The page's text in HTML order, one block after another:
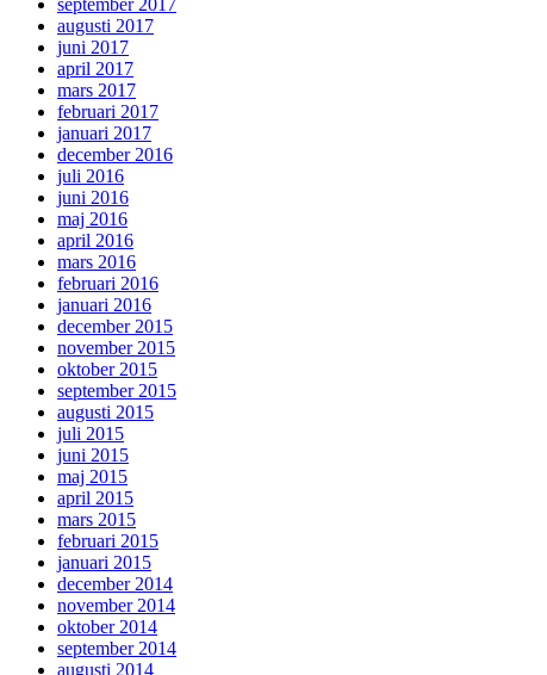
augusti 2017
juni 2017
april 2017
mars 2017
februari 2017
januari 2017
december 2016
juli 2016
juni 2016
maj 2016
april 2016
mars 2016
februari 2016
januari 2016
december 2015
november 2015
oktober 2015
september 2015
augusti 2015
juli 2015
juni 2015
maj 2015
april 2015
mars 2015
februari 2015
januari 2015
december 2014
november 2014
oktober 2014
september 2014
augusti 2014